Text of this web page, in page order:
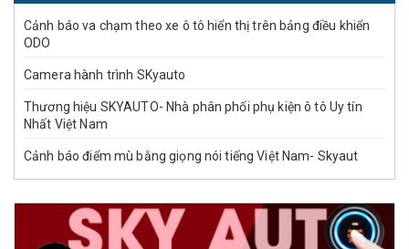
Cảnh báo va chạm theo xe ô tô hiển thị trên bảng điều khiển
ODO
Camera hành trình SKyauto
Thương hiệu SKYAUTO- Nhà phân phối phụ kiện ô tô Uy tín
Nhất Việt Nam
Cảnh báo điểm mù bằng giọng nói tiếng Việt Nam- Skyaut